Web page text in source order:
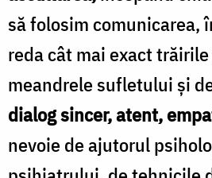
să folosim comunicarea,
reda cât mai exact
meandrele sufletului şi
dialog sincer, atent,
nevoie de ajutorul